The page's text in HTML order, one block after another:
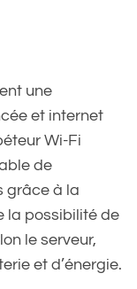
une
et internet
Wi-Fi
de
grâce à la
la possibilité de
le serveur,
et d’énergie.